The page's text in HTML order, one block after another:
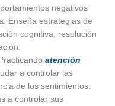
negativos
Enseña estrategias de
cognitiva, resolución
atención
a controlar las
de los sentimientos.
a controlar sus